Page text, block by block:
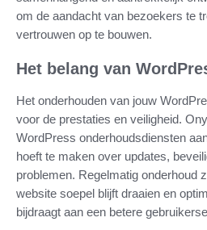
om de aandacht van bezoekers te
vertrouwen op te bouwen.
Het belang van
Het onderhouden van jouw
voor de prestaties en veiligheid.
WordPress onderhoudsdiensten
hoeft te maken over updates,
problemen. Regelmatig onderhoud
website soepel blijft draaien en
bijdraagt aan een betere